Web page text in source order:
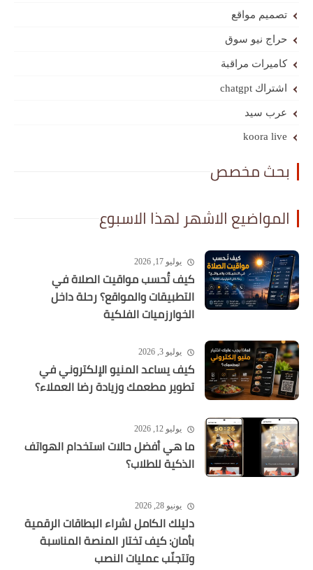
تصميم مواقع
حراج نيو سوق
كاميرات مراقبة
اشتراك chatgpt
عرب سيد
koora live
بحث مخصص
المواضيع الاشهر لهذا الاسبوع
يوليو 17, 2026
كيف تُحسب مواقيت الصلاة في
التطبيقات والمواقع؟ رحلة داخل
الخوارزميات الفلكية
يوليو 3, 2026
كيف يساعد المنيو الإلكتروني في
تطوير مطعمك وزيادة رضا العملاء؟
يوليو 12, 2026
ما هي أفضل حالات استخدام الهواتف
الذكية للطلاب؟
يونيو 28, 2026
دليلك الكامل لشراء البطاقات الرقمية
بأمان: كيف تختار المنصة المناسبة
وتتجنّب عمليات النصب